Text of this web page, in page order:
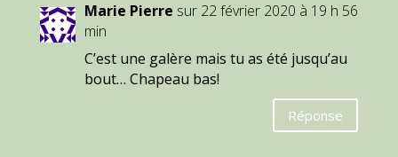
Marie Pierre sur 22 février 2020 à 19 h 56
min
C’est une galère mais tu as été jusqu’au
bout… Chapeau bas!
Réponse